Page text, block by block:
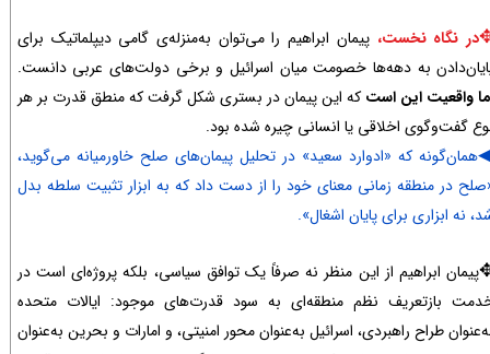
در نگاه نخست، پیمان ابراهیم را می‌توان به‌منزله‌ی گامی دیپلماتیک برای
به دهه‌ها خصومت میان اسرائیل و برخی دولت‌های عربی دانست.
واقعیت این است که این پیمان در بستری شکل گرفت که منطق قدرت بر هر
گفت‌وگوی اخلاقی یا انسانی چیره شده بود.
همان‌گونه که «ادوارد سعید» در تحلیل پیمان‌های صلح خاورمیانه می‌گوید،
در منطقه زمانی معنای خود را از دست داد که به ابزار تثبیت سلطه بدل
نه ابزاری برای پایان اشغال».
پیمان ابراهیم از این منظر نه صرفاً یک توافق سیاسی، بلکه پروژه‌ای است در
بازتعریف نظم منطقه‌ای به سود قدرت‌های موجود: ایالات متحده
طراح راهبردی، اسرائیل به‌عنوان محور امنیتی، و امارات و بحرین به‌عنوان